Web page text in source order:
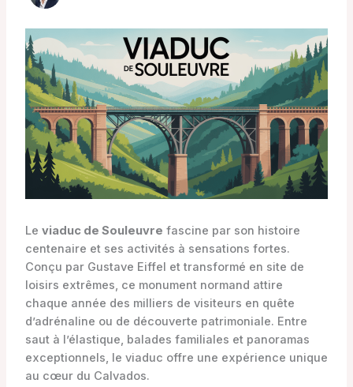
Le viaduc de Souleuvre fascine par son histoire
centenaire et ses activités à sensations fortes.
Conçu par Gustave Eiffel et transformé en site de
loisirs extrêmes, ce monument normand attire
chaque année des milliers de visiteurs en quête
d’adrénaline ou de découverte patrimoniale. Entre
saut à l’élastique, balades familiales et panoramas
exceptionnels, le viaduc offre une expérience unique
au cœur du Calvados.